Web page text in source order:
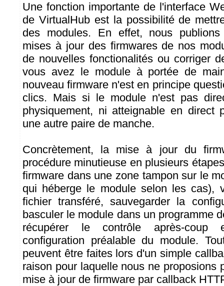
Une fonction importante de l'interface
de VirtualHub est la possibilité de
des modules. En effet, nous publions
mises à jour des firmwares de nos
de nouvelles fonctionalités ou corriger
vous avez le module à portée de
nouveau firmware n'est en principe
clics. Mais si le module n'est pas
physiquement, ni atteignable en direct
une autre paire de manche.
Concrètement, la mise à jour du
procédure minutieuse en plusieurs
firmware dans une zone tampon sur le
qui héberge le module selon les cas),
fichier transféré, sauvegarder la
basculer le module dans un programme
récupérer le contrôle après-coup
configuration préalable du module.
peuvent être faites lors d'un simple
raison pour laquelle nous ne proposions
mise à jour de firmware par callback